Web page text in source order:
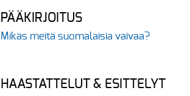
PÄÄKIRJOITUS
Mikäs meitä suomalaisia vaivaa?
HAASTATTELUT & ESITTELYT